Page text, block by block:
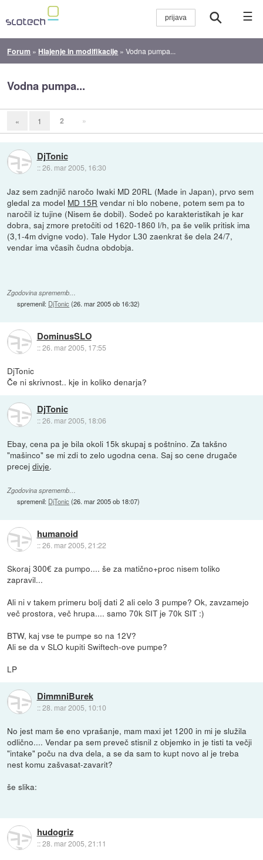
☰
Forum » Hlajenje in modifikacije »Vodna pumpa...
Vodna pumpa...
« 1 2 »
DjTonic
::26. mar 2005, 16:30
Jaz sem zadnjič naročo Iwaki MD 20RL (Made in Japan), prvo sem
gledal za model MD 15R vendar ni blo nobene, potem sem pa to
naročil iz tujine (Nisem še dobil). Sodeč po karakteristikah je kar
dobra, saj zmore pretočiti od 1620-1860 l/h, pa še velik pritisk ima
(3,1-4m dvigne vodo). Tale Hydor L30 zaenkrat še dela 24/7,
vendar ima včasih čudna obdobja.
Zgodovina sprememb…
spremenil: DjTonic (26. mar 2005 ob 16:32)
DominusSLO
::26. mar 2005, 17:55
DjTonic
Če ni skrivnost.. kje in koliko denarja?
DjTonic
::26. mar 2005, 18:06
Ebay, cena pa je bila okoli 15k skupaj s poštnino. Za takšno
"mašinco" se mi zdi to zelo ugodna cena. Saj so cene drugače
precejdivje.
Zgodovina sprememb…
spremenil: DjTonic (26. mar 2005 ob 18:07)
humanoid
::26. mar 2005, 21:22
Skoraj 300€ za pumpo.... še za matično+proc nisem toliko
zapravil...
Ali ni v takem primeru bolj dati 2 ali celo 3 pumpe? Ok, zavzamejo
več prostora, več hrupa.... samo 70k SIT je 70k SIT :)
BTW, kaj vse te pumpe so na 12V?
Ali se da v SLO kupiti Swiftech-ove pumpe?
LP
DimmniBurek
::28. mar 2005, 10:10
No jest mam še eno vprašanje, mam maxi jet 1200 in mi je služila
odlično.... Vendar pa sem preveč stisnil z objemko in je tisti ta večji
"intake" poču na dva dela, a se da sam to kupt novo al je treba
nest komu zašvasat-zavarit?
še slika:
hudogriz
::28. mar 2005, 21:11